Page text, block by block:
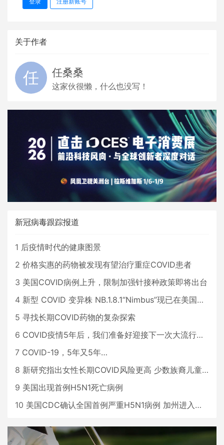
关于作者
任桑桑
这家伙很懒，什么也没写！
新冠病毒跟踪报道
1 后疫情时代的健康图景
2 价格实惠的药物被发现有望治疗重症COVID患者
3 美国COVID病例上升，限制加强针接种政策即将出台
4 新型 COVID 变异株 NB.1.8.1“Nimbus”现已在美国占据主导地位
5 寻找长期COVID药物的复杂探索
6 COVID疫情5年后，我们准备好迎接下一次大流行了吗？
7 COVID-19，5年又5年…
8 新研究指出女性长期COVID风险更高 少数族裔儿童存在差异
9 美国出现首例H5N1死亡病例
10 美国CDC确认全国首例严重H5N1病例 加州进入紧急状态